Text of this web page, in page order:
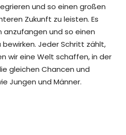
und so einen großen
Zukunft zu leisten. Es
anzufangen und so einen
Jeder Schritt zählt,
wir eine Welt schaffen, in der
gleichen Chancen und
Jungen und Männer.